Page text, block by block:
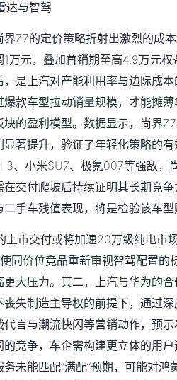
Z7的定价策略折射出激烈的成
万元，叠加首销期至高4.9万元
，是上汽对产能利用率与边际成
款车型拉动销量规模，才能摊
的盈利模型。数据显示，尚界
显著提升，验证了年轻化策略的
3、小米SU7、极氪007等强敌，
交付爬坡后持续证明其长期竞
手车残值表现，将是检验该车
上市交付或将加速20万级纯电市
同价位竞品重新审视智驾配置
大压力。其二，上汽与华为的
失制造主导权的前提下，通过
言与潮流快闪等营销动作，预
竞争，车企需构建更立体的用
未能匹配“满配”预期，可能对